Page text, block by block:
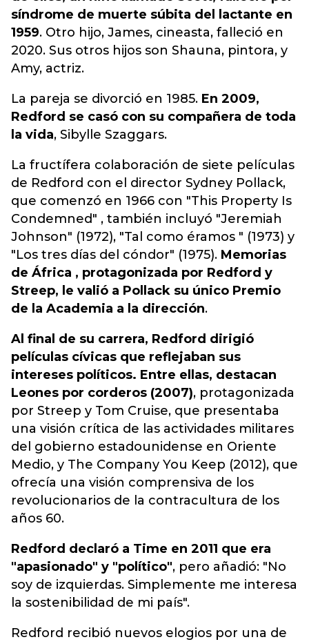
síndrome de muerte súbita del lactante en
1959. Otro hijo, James, cineasta, falleció en
2020. Sus otros hijos son Shauna, pintora, y
Amy, actriz.
La pareja se divorció en 1985. En 2009,
Redford se casó con su compañera de toda
la vida, Sibylle Szaggars.
La fructífera colaboración de siete películas
de Redford con el director Sydney Pollack,
que comenzó en 1966 con "This Property Is
Condemned" , también incluyó "Jeremiah
Johnson" (1972), "Tal como éramos " (1973) y
"Los tres días del cóndor" (1975). Memorias
de África , protagonizada por Redford y
Streep, le valió a Pollack su único Premio
de la Academia a la dirección.
Al final de su carrera, Redford dirigió
películas cívicas que reflejaban sus
intereses políticos. Entre ellas, destacan
Leones por corderos (2007), protagonizada
por Streep y Tom Cruise, que presentaba
una visión crítica de las actividades militares
del gobierno estadounidense en Oriente
Medio, y The Company You Keep (2012), que
ofrecía una visión comprensiva de los
revolucionarios de la contracultura de los
años 60.
Redford declaró a Time en 2011 que era
"apasionado" y "político", pero añadió: "No
soy de izquierdas. Simplemente me interesa
la sostenibilidad de mi país".
Redford recibió nuevos elogios por una de